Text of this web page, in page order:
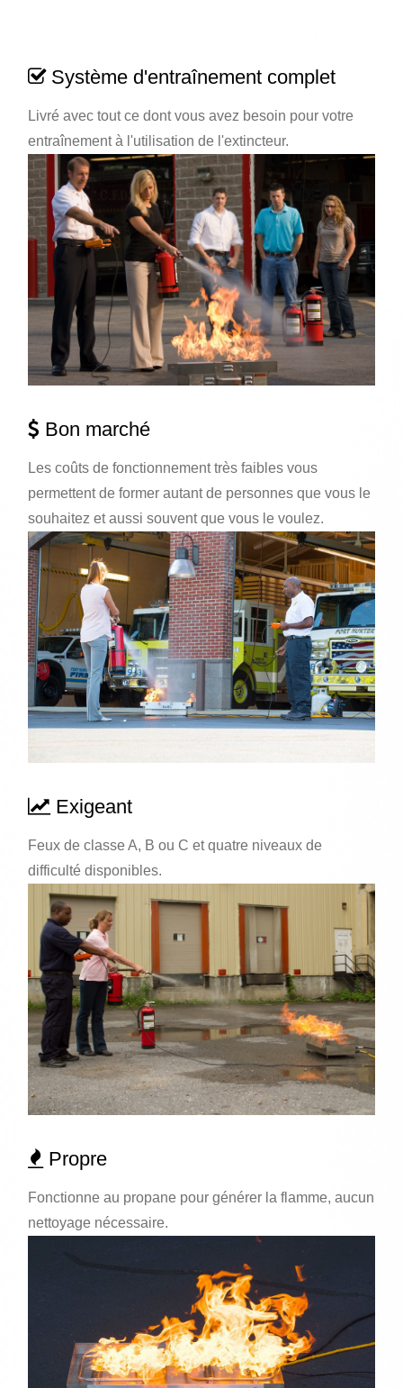
Système d'entraînement complet
Livré avec tout ce dont vous avez besoin pour votre
entraînement à l'utilisation de l'extincteur.
Bon marché
Les coûts de fonctionnement très faibles vous
permettent de former autant de personnes que vous le
souhaitez et aussi souvent que vous le voulez.
Exigeant
Feux de classe A, B ou C et quatre niveaux de
difficulté disponibles.
Propre
Fonctionne au propane pour générer la flamme, aucun
nettoyage nécessaire.